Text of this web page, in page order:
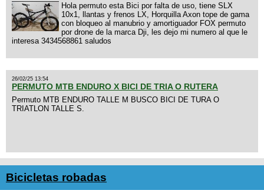
Hola permuto esta Bici por falta de uso, tiene SLX
10x1, llantas y frenos LX, Horquilla Axon tope de gama
con bloqueo al manubrio y amortiguador FOX permuto
por drone de la marca Dji, les dejo mi numero al que le
interesa 3434568861 saludos
26/02/25 13:54
PERMUTO MTB ENDURO X BICI DE TRIA O RUTERA
Permuto MTB ENDURO TALLE M BUSCO BICI DE TURA O
TRIATLON TALLE S.
Bicicletas robadas